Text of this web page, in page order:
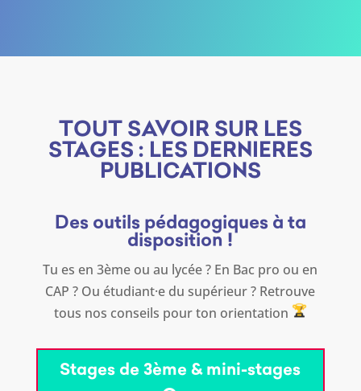
TOUT SAVOIR SUR LES
STAGES : LES DERNIERES
PUBLICATIONS
Des outils pédagogiques à ta
disposition !
Tu es en 3ème ou au lycée ? En Bac pro ou en
CAP ? Ou étudiant·e du supérieur ? Retrouve
tous nos conseils pour ton orientation
Stages de 3ème & mini-stages